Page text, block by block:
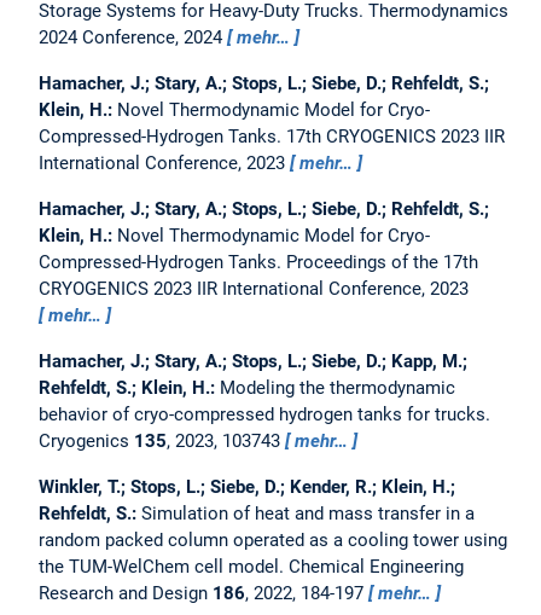
Storage Systems for Heavy-Duty Trucks. Thermodynamics
2024 Conference, 2024
mehr…
Hamacher, J.; Stary, A.; Stops, L.; Siebe, D.; Rehfeldt, S.;
Klein, H.: Novel Thermodynamic Model for Cryo-
Compressed-Hydrogen Tanks. 17th CRYOGENICS 2023 IIR
International Conference, 2023
mehr…
Hamacher, J.; Stary, A.; Stops, L.; Siebe, D.; Rehfeldt, S.;
Klein, H.: Novel Thermodynamic Model for Cryo-
Compressed-Hydrogen Tanks. Proceedings of the 17th
CRYOGENICS 2023 IIR International Conference, 2023
mehr…
Hamacher, J.; Stary, A.; Stops, L.; Siebe, D.; Kapp, M.;
Rehfeldt, S.; Klein, H.: Modeling the thermodynamic
behavior of cryo-compressed hydrogen tanks for trucks.
Cryogenics 135, 2023, 103743 mehr…
Winkler, T.; Stops, L.; Siebe, D.; Kender, R.; Klein, H.;
Rehfeldt, S.: Simulation of heat and mass transfer in a
random packed column operated as a cooling tower using
the TUM-WelChem cell model. Chemical Engineering
Research and Design 186, 2022, 184-197 mehr…